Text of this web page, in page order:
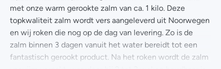
met onze warm gerookte zalm van ca. 1 kilo. Deze
topkwaliteit zalm wordt vers aangeleverd uit Noorwegen
en wij roken die nog op de dag van levering. Zo is de
zalm binnen 3 dagen vanuit het water bereidt tot een
fantastisch gerookt product. Na het roken wordt de zalm